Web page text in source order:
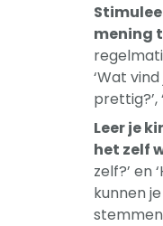
mening
‘Wat
prettig?’,
Leer je
het zelf
zelf?’ en
kunnen